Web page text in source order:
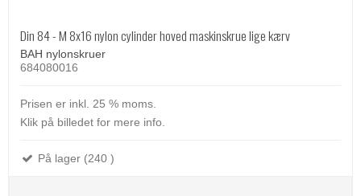
Din 84 - M 8x16 nylon cylinder hoved maskinskrue lige kærv
BAH nylonskruer
684080016
Prisen er inkl. 25 % moms.
Klik på billedet for mere info.
På lager (240 )